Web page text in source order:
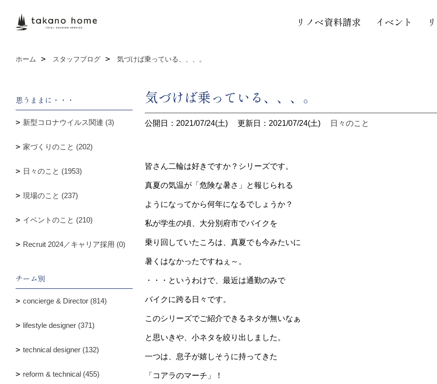
リノベ資料請求 イベント
ホーム スタッフブログ 気づけば乗っている、、、。
気づけば乗っている、、、。
公開日：2021/07/24(土) 更新日：2021/07/24(土) 日々のこと
皆さん二輪は好きですか？シリーズです。
真夏の気温が「危険な暑さ」と報じられる
ようになってから何年になるでしょうか？
私が学生の頃、大分別府市でバイクを
乗り回していたころは、真夏でも今みたいに
暑くはなかったですねぇ～。
・・・というわけで、最近は通勤のみで
バイクに跨る日々です。
このシリーズでご紹介できるネタが無いなぁ
と思いきや、小ネタを絞り出しました。
一つは、息子が嬉しそうに持ってきた
「コアラのマーチ」！
思うままに・・・
新型コロナウイルス関連 (3)
家づくりのこと (202)
日々のこと (1953)
現場のこと (237)
イベントのこと (210)
Recruit 2024／キャリア採用 (0)
チーム別
concierge & Director (814)
lifestyle designer (371)
technical designer (132)
reform & technical (455)